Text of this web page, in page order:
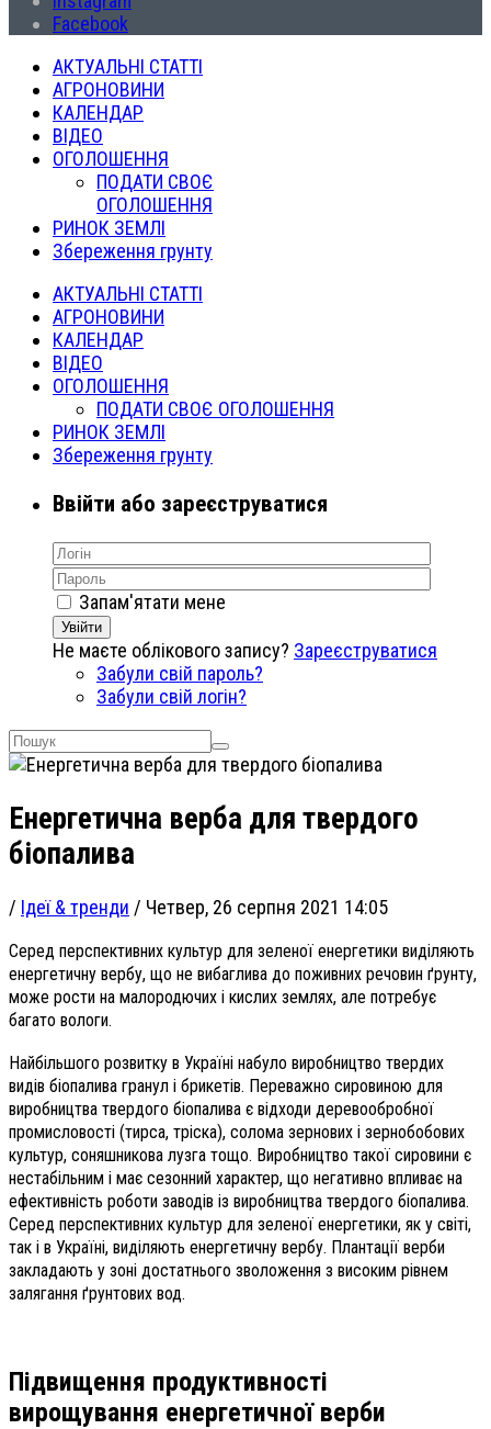
Facebook
АКТУАЛЬНІ СТАТТІ
АГРОНОВИНИ
КАЛЕНДАР
ВІДЕО
ОГОЛОШЕННЯ
ПОДАТИ СВОЄ
ОГОЛОШЕННЯ
РИНОК ЗЕМЛІ
Збереження грунту
АКТУАЛЬНІ СТАТТІ
АГРОНОВИНИ
КАЛЕНДАР
ВІДЕО
ОГОЛОШЕННЯ
ПОДАТИ СВОЄ ОГОЛОШЕННЯ
РИНОК ЗЕМЛІ
Збереження грунту
Ввійти або зареєструватися
Запам'ятати мене
Увійти
Не маєте облікового запису? Зареєструватися
Забули свій пароль?
Забули свій логін?
Енергетична верба для твердого
біопалива
/ Ідеї & тренди / Четвер, 26 серпня 2021 14:05
Серед перспективних культур для зеленої енергетики виділяють
енергетичну вербу, що не вибаглива до поживних речовин ґрунту,
може рости на малородючих і кислих землях, але потребує
багато вологи.
Найбільшого розвитку в Україні набуло виробництво твердих
видів біопалива гранул і брикетів. Переважно сировиною для
виробництва твердого біопалива є відходи деревообробної
промисловості (тирса, тріска), солома зернових і зернобобових
культур, соняшникова лузга тощо. Виробництво такої сировини є
нестабільним і має сезонний характер, що негативно впливає на
ефективність роботи заводів із виробництва твердого біопалива.
Серед перспективних культур для зеленої енергетики, як у світі,
так і в Україні, виділяють енергетичну вербу. Плантації верби
закладають у зоні достатнього зволоження з високим рівнем
залягання ґрунтових вод.
Підвищення продуктивності
вирощування енергетичної верби